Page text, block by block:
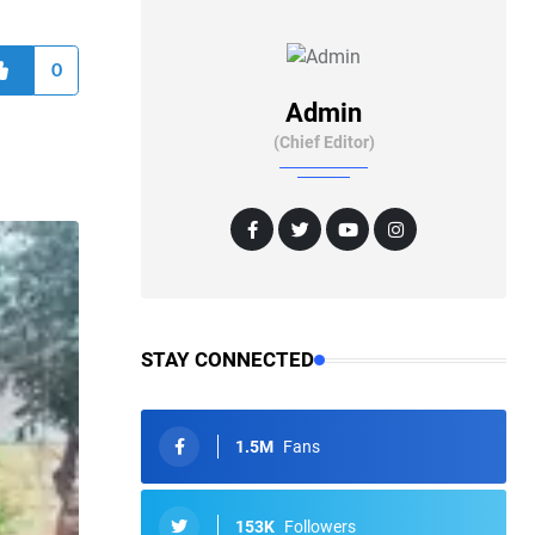
0
Admin
(Chief Editor)
STAY CONNECTED
1.5M Fans
153K Followers